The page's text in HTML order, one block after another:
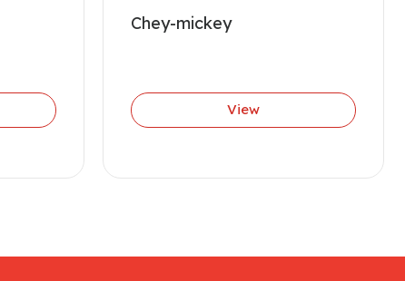
Chey-mickey
View